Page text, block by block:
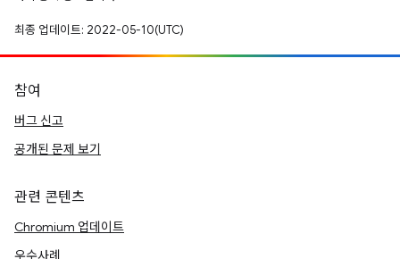
최종 업데이트: 2022-05-10(UTC)
참여
버그 신고
공개된 문제 보기
관련 콘텐츠
Chromium 업데이트
우수사례